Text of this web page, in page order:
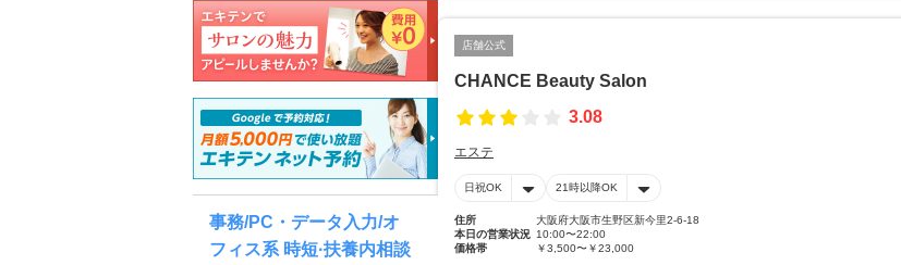
店舗公式
CHANCE Beauty Salon
3.08
エステ
日祝OK 21時以降OK
住所
大阪府大阪市生野区新今里2-6-18
本日の営業状況 10:00〜22:00
価格帯
￥3,500〜￥23,000
事務/PC・データ入力/オ
フィス系 時短·扶養内相談